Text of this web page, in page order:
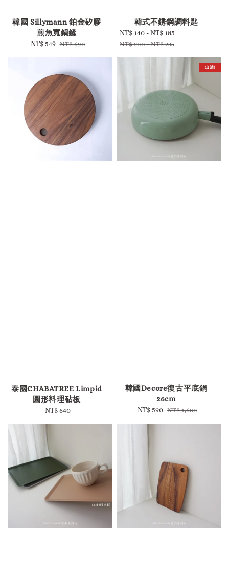
韓國 Sillymann 鉑金矽膠
煎魚寬鍋鏟
Sale
NT$ 549 Regular
NT$ 690
韓式不銹鋼調料匙
Sale
price
NT$ 140 -NT$ 185
NT$ 200-NT$ 235
泰國CHABATREE Limpid
圓形料理砧板
Regular
NT$ 640
出清!
韓國Decore復古平底鍋
26cm
Sale
NT$ 590 Regular
NT$ 1,680